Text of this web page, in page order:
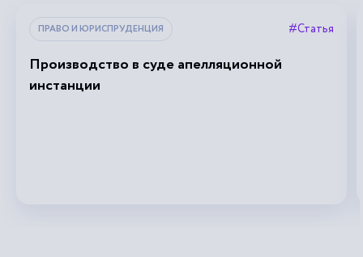
ПРАВО И ЮРИСПРУДЕНЦИЯ #Статья
Производство в суде апелляционной
инстанции